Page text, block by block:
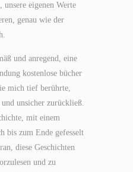
eigenen Werte
genau wie der
und anregend, eine
kostenlose bücher
mich tief berührte,
unsicher zurückließ.
mit einem
bis zum Ende gefesselt
diese Geschichten
und zu